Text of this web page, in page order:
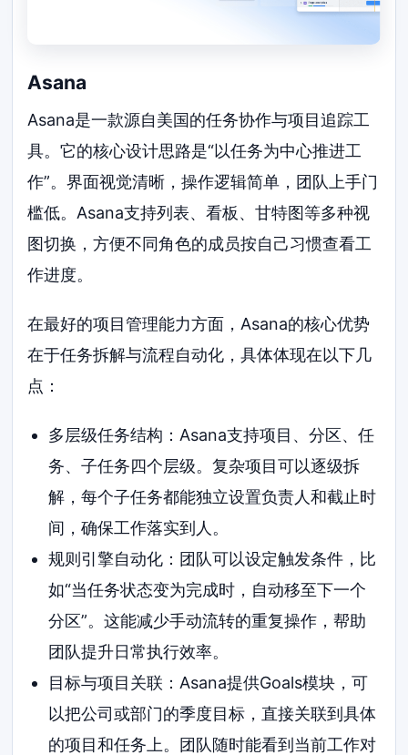
Asana
Asana是一款源自美国的任务协作与项目追踪工
具。它的核心设计思路是“以任务为中心推进工
作”。界面视觉清晰，操作逻辑简单，团队上手门
槛低。Asana支持列表、看板、甘特图等多种视
图切换，方便不同角色的成员按自己习惯查看工
作进度。
在最好的项目管理能力方面，Asana的核心优势
在于任务拆解与流程自动化，具体体现在以下几
点：
多层级任务结构：Asana支持项目、分区、任
务、子任务四个层级。复杂项目可以逐级拆
解，每个子任务都能独立设置负责人和截止时
间，确保工作落实到人。
规则引擎自动化：团队可以设定触发条件，比
如“当任务状态变为完成时，自动移至下一个
分区”。这能减少手动流转的重复操作，帮助
团队提升日常执行效率。
目标与项目关联：Asana提供Goals模块，可
以把公司或部门的季度目标，直接关联到具体
的项目和任务上。团队随时能看到当前工作对